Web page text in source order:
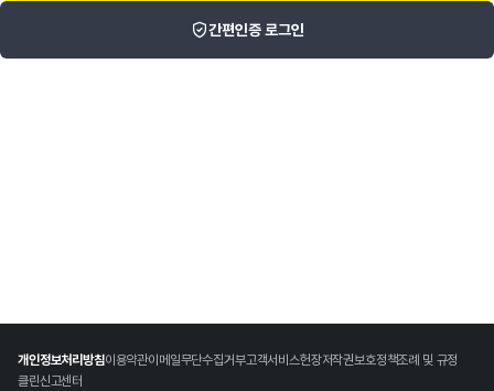
간편인증 로그인
개인정보처리방침이용약관이메일무단수집거부고객서비스헌장저작권보호정책조례 및 규정
클린신고센터